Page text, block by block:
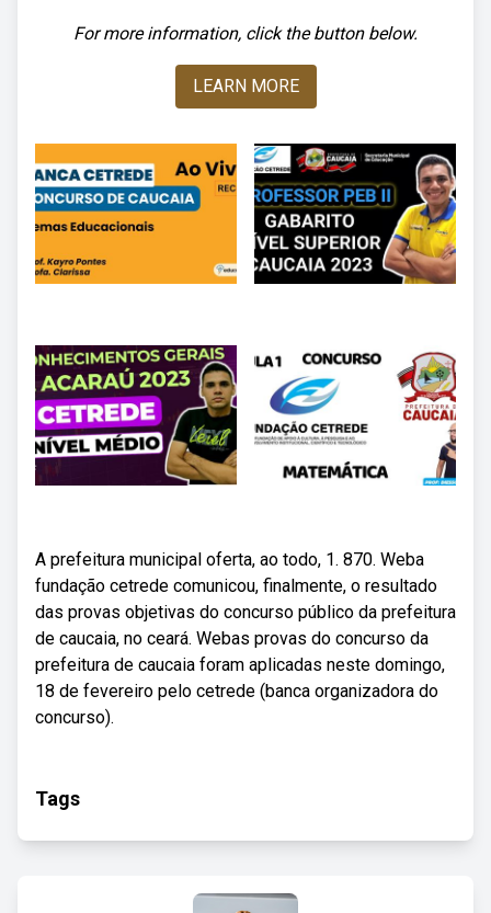
For more information, click the button below.
LEARN MORE
A prefeitura municipal oferta, ao todo, 1. 870. Weba
fundação cetrede comunicou, finalmente, o resultado
das provas objetivas do concurso público da prefeitura
de caucaia, no ceará. Webas provas do concurso da
prefeitura de caucaia foram aplicadas neste domingo,
18 de fevereiro pelo cetrede (banca organizadora do
concurso).
Tags